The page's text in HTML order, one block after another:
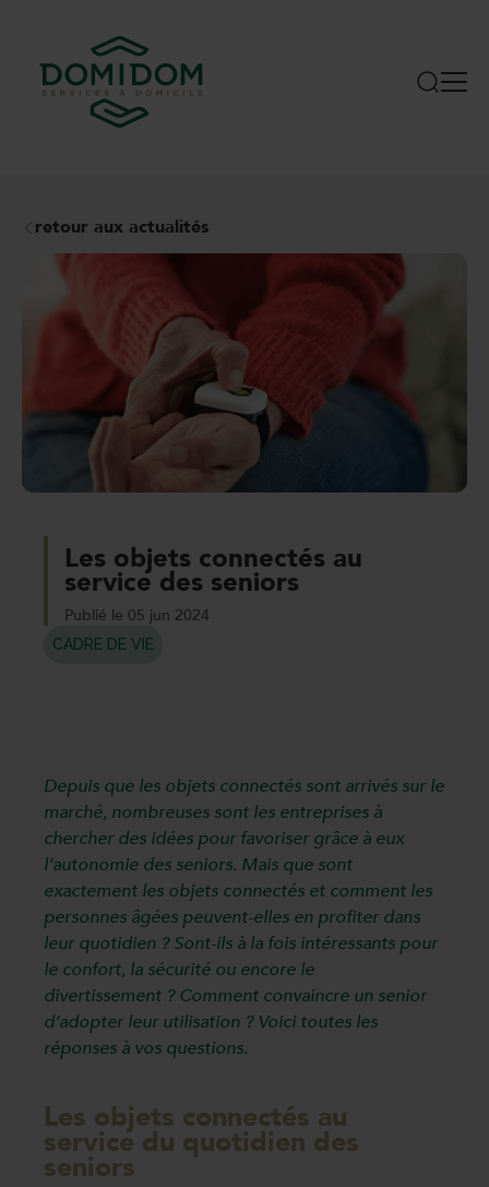
retour aux actualités
Les objets connectés au
service des seniors
Publié le 05 jun 2024
CADRE DE VIE
Depuis que les objets connectés sont arrivés sur le
marché, nombreuses sont les entreprises à
chercher des idées pour favoriser grâce à eux
l’autonomie des seniors. Mais que sont
exactement les objets connectés et comment les
personnes âgées peuvent-elles en profiter dans
leur quotidien ? Sont-ils à la fois intéressants pour
le confort, la sécurité ou encore le
divertissement ? Comment convaincre un senior
d’adopter leur utilisation ? Voici toutes les
réponses à vos questions.
Les objets connectés au
service du quotidien des
seniors